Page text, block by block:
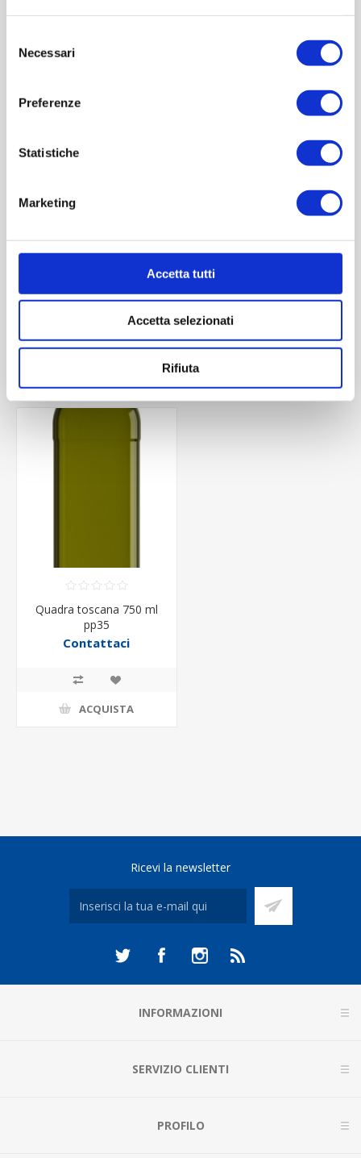
delNecessari
Preferenze
Statistiche
Marketing
Accetta tutti
Accetta selezionati
Rifiuta
Quadra toscana 500 ml
Contattaci
Quadra toscana 1000 ml
Contattaci
Quadra toscana 750 ml
pp35
Contattaci
ACQUISTA
Ricevi la newsletter
INFORMAZIONI
SERVIZIO CLIENTI
PROFILO